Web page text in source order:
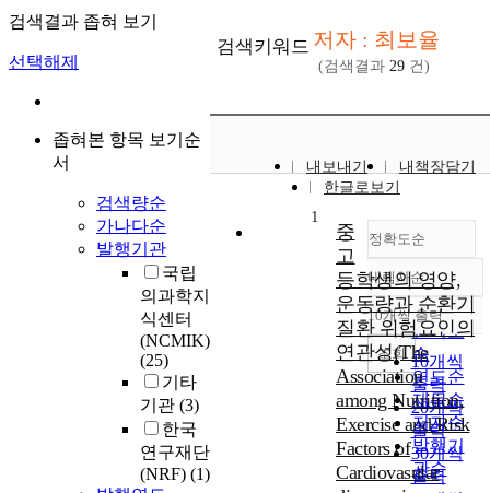
검색결과 좁혀 보기
선택해제
좁혀본 항목 보기순
서
검색량순
가나다순
발행기관
국립
의과학지
식센터
(NCMIK)
(25)
기타
기관 (3)
한국
연구재단
(NRF) (1)
검색키워드 저자 : 최보율
(검색결과 29 건)
내보내기
내책장담기
한글로보기
정확도순
정확도
순
인기도
순
연도순
제목순
저자순
발행기
관순
내림차순
내림차순
10개씩 출력
10개씩
출력
20개씩
출력
30개씩
출력
조회
1
중
고
등학생의 영양,
운동량과 순환기
질환 위험요인의
연관성(The
Association
among Nutrition,
Exercise and Risk
Factors of
Cardiovasular